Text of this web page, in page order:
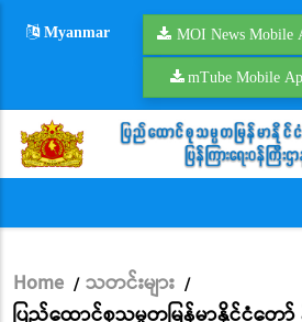
Myanmar MOI News Mobile
mTube Mobile
Breadcrumb
Home / သတင်းများ /
ပြည်ထောင်စုသမ္မတမြန်မာနိုင်ငံတေ